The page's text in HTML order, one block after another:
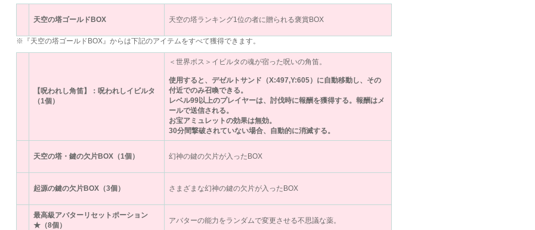
天空の塔ゴールドBOX 天空の塔ランキング1位の者に贈られる褒賞BOX
※『天空の塔ゴールドBOX』からは下記のアイテムをすべて獲得できます。
【呪われし角笛】：呪われしイビルタ
（1個）
＜世界ボス＞イビルタの魂が宿った呪いの角笛。
使用すると、デゼルトサンド（X:497,Y:605）に自動移動し、その
付近でのみ召喚できる。
レベル99以上のプレイヤーは、討伐時に報酬を獲得する。報酬はメ
ールで送信される。
お宝アミュレットの効果は無効。
30分間撃破されていない場合、自動的に消滅する。
天空の塔・鍵の欠片BOX（1個） 幻神の鍵の欠片が入ったBOX
起源の鍵の欠片BOX（3個） さまざまな幻神の鍵の欠片が入ったBOX
最高級アバターリセットポーション
★（8個）
アバターの能力をランダムで変更させる不思議な薬。